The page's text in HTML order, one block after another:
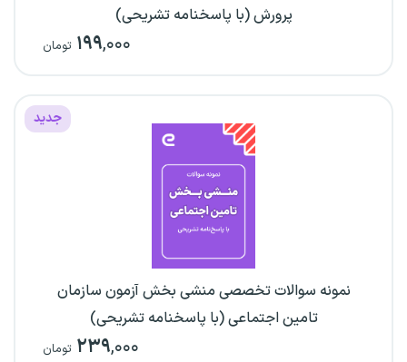
پرورش (با پاسخنامه تشریحی)
۱۹۹,۰۰۰ تومان
جدید
نمونه سوالات تخصصی منشی بخش آزمون سازمان
تامین اجتماعی (با پاسخنامه تشریحی)
۲۳۹,۰۰۰ تومان